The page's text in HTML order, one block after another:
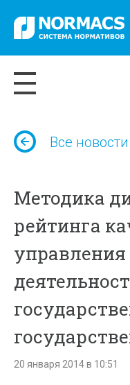
Все новости
Методика
рейтинга
20 января 2014 в 10:51